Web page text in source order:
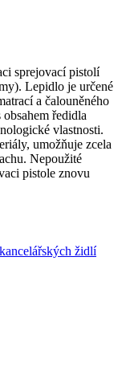
sprejovací pistolí
Lepidlo je určené
a čalouněného
ředidla
vlastnosti.
umožňuje zcela
Nepoužité
pistole znovu
židlí